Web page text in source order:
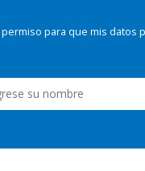
para que mis